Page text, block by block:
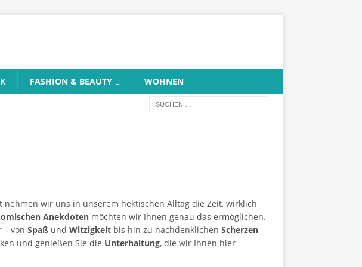
FASHION & BEAUTY WOHNEN
wir uns in unserem hektischen Alltag die Zeit, wirklich
Anekdoten möchten wir Ihnen genau das ermöglichen.
– von Spaß und Witzigkeit bis hin zu nachdenklichen Scherzen
und genießen Sie die Unterhaltung, die wir Ihnen hier